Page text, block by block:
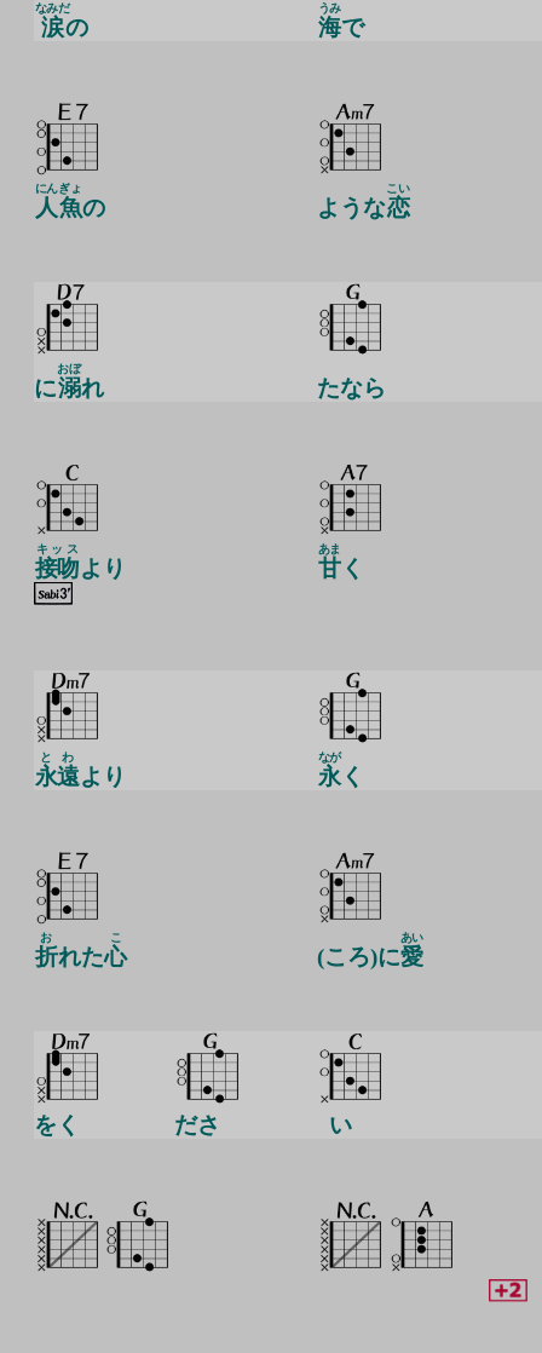
涙
なみだ
の 海
うみ
で
人
にん
魚
ぎょ
の ような恋
こい
に溺
おぼ
れ たなら
接吻
キッス
より 甘
あま
く
永遠
とわ
より 永
なが
く
折
お
れた心
こ
(ころ)に愛
あい
をく ださ い